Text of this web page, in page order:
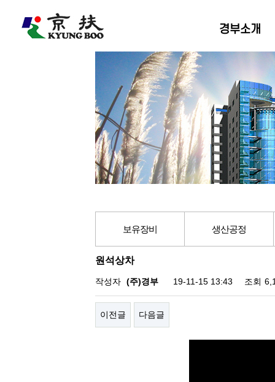
경부소개
보유장비 생산공정
원석상차
작성자 (주)경부 19-11-15 13:43 조회
이전글 다음글